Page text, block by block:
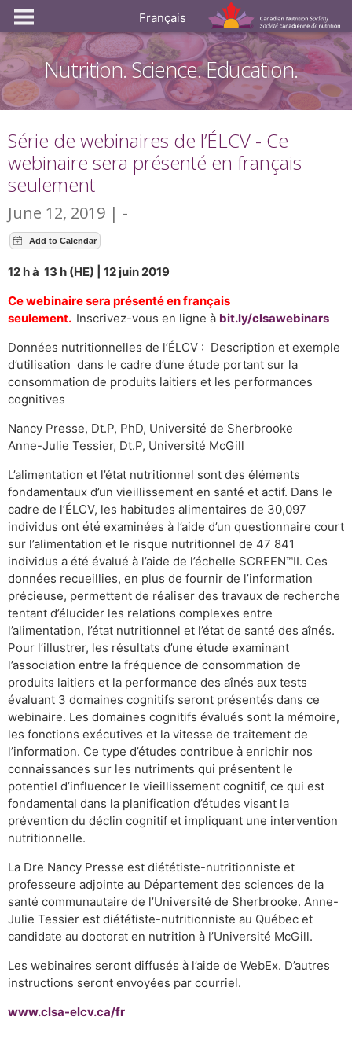
Français
Nutrition. Science. Education.
Série de webinaires de l’ÉLCV - Ce
webinaire sera présenté en français
seulement
June 12, 2019 | -
12 h à 13 h (HE) | 12 juin 2019
Ce webinaire sera présenté en français
seulement. Inscrivez-vous en ligne à bit.ly/clsawebinars
Données nutritionnelles de l’ÉLCV : Description et exemple
d’utilisation dans le cadre d’une étude portant sur la
consommation de produits laitiers et les performances
cognitives
Nancy Presse, Dt.P, PhD, Université de Sherbrooke
Anne-Julie Tessier, Dt.P, Université McGill
L’alimentation et l’état nutritionnel sont des éléments
fondamentaux d’un vieillissement en santé et actif. Dans le
cadre de l’ÉLCV, les habitudes alimentaires de 30,097
individus ont été examinées à l’aide d’un questionnaire court
sur l’alimentation et le risque nutritionnel de 47 841
individus a été évalué à l’aide de l’échelle SCREEN™II. Ces
données recueillies, en plus de fournir de l’information
précieuse, permettent de réaliser des travaux de recherche
tentant d’élucider les relations complexes entre
l’alimentation, l’état nutritionnel et l’état de santé des aînés.
Pour l’illustrer, les résultats d’une étude examinant
l’association entre la fréquence de consommation de
produits laitiers et la performance des aînés aux tests
évaluant 3 domaines cognitifs seront présentés dans ce
webinaire. Les domaines cognitifs évalués sont la mémoire,
les fonctions exécutives et la vitesse de traitement de
l’information. Ce type d’études contribue à enrichir nos
connaissances sur les nutriments qui présentent le
potentiel d’influencer le vieillissement cognitif, ce qui est
fondamental dans la planification d’études visant la
prévention du déclin cognitif et impliquant une intervention
nutritionnelle.
La Dre Nancy Presse est diététiste-nutritionniste et
professeure adjointe au Département des sciences de la
santé communautaire de l’Université de Sherbrooke. Anne-
Julie Tessier est diététiste-nutritionniste au Québec et
candidate au doctorat en nutrition à l’Université McGill.
Les webinaires seront diffusés à l’aide de WebEx. D’autres
instructions seront envoyées par courriel.
www.clsa-elcv.ca/fr